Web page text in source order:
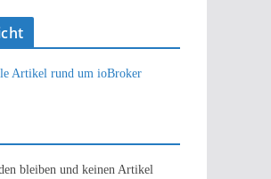
Artikel rund um ioBroker
bleiben und keinen Artikel